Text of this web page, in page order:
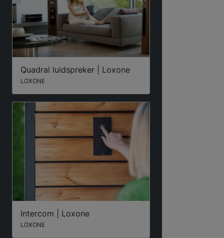
Quadral luidspreker | Loxone
LOXONE
Intercom | Loxone
LOXONE